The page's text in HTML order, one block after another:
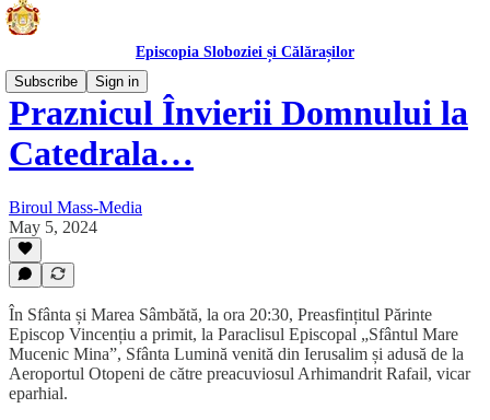
Episcopia Sloboziei și Călărașilor
Subscribe
Sign in
Praznicul Învierii Domnului la
Catedrala…
Biroul Mass-Media
May 5, 2024
În Sfânta și Marea Sâmbătă, la ora 20:30, Preasfințitul Părinte
Episcop Vincențiu a primit, la Paraclisul Episcopal „Sfântul Mare
Mucenic Mina”, Sfânta Lumină venită din Ierusalim și adusă de la
Aeroportul Otopeni de către preacuviosul Arhimandrit Rafail, vicar
eparhial.